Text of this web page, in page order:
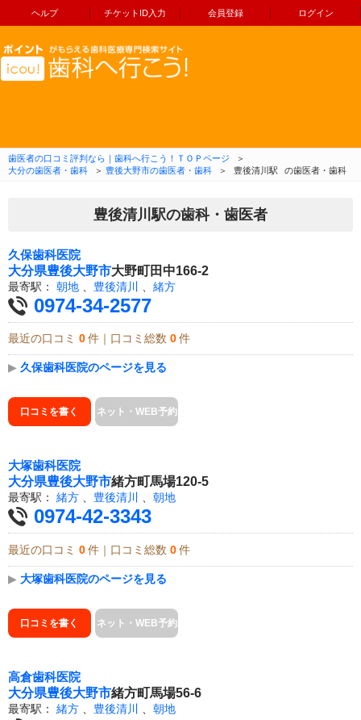
ヘルプ チケットID入力 会員登録 ログイン
コンテンツへ移動
歯医者の口コミ評判なら｜歯科へ行こう！ＴＯＰページ
＞
大分の歯医者・歯科
＞ 豊後大野市の歯医者・歯科 ＞ 豊後清川駅 の歯医者・歯科
豊後清川駅の歯科・歯医者
久保歯科医院
大分県豊後大野市大野町田中166-2
最寄駅： 朝地 豊後清川 緒方
0974-34-2577
最近の口コミ 0 件｜口コミ総数 0 件
▶ 久保歯科医院のページを見る
口コミを書く ネット・WEB予約
大塚歯科医院
大分県豊後大野市緒方町馬場120-5
最寄駅： 緒方 、 豊後清川 、 朝地
0974-42-3343
最近の口コミ 0 件｜口コミ総数 0 件
▶ 大塚歯科医院のページを見る
口コミを書く ネット・WEB予約
高倉歯科医院
大分県豊後大野市緒方町馬場56-6
最寄駅： 緒方 豊後清川 朝地